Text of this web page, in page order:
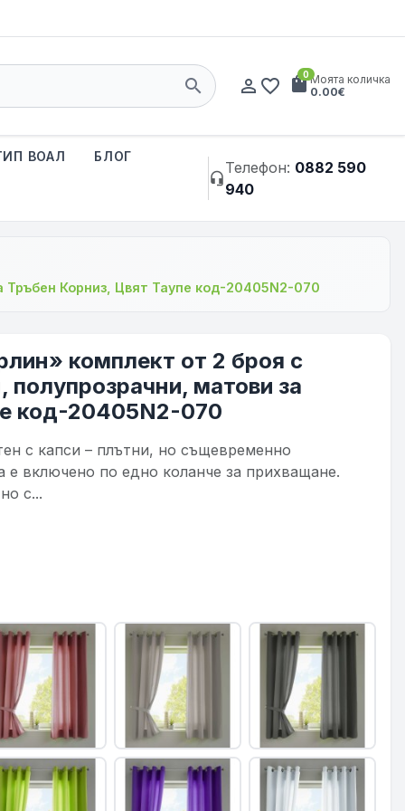
search person_outline favorite_border shopping_bag
0Моята количка
0.00€
ВОАЛ БЛОГ
headset_mic
Телефон: 0882 590
940
Тръбен Корниз, Цвят Таупе код-20405N2-070
комплект от 2 броя с
полупрозрачни, матови за
код-20405N2-070
с капси – плътни, но същевременно
е включено по едно коланче за прихващане.
с...